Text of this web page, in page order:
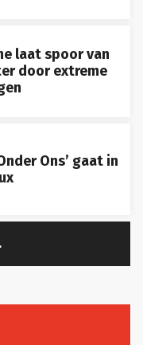
laat spoor van
door extreme
Ons’ gaat in